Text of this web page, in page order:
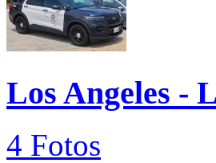
Los Angeles -
4 Fotos